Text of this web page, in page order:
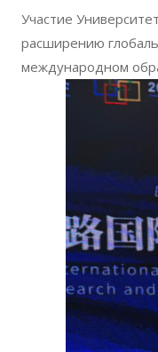
Участие
расширению
международном